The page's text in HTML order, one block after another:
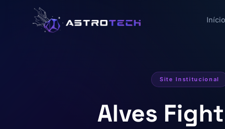
Início
Site Institucional
Alves